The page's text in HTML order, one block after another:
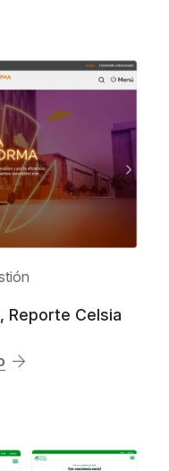
Reporte Celsia